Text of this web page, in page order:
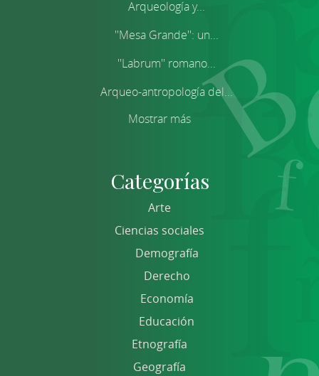
Arqueología y...
''Mesa Grande'': un...
''Labrum'' romano...
Arqueo-antropología del...
Mostrar más
Categorías
Arte
Ciencias sociales
Demografía
Derecho
Economía
Educación
Etnografía
Geografía